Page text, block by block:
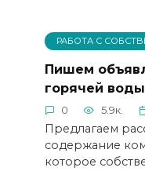
РАБОТА С
Пишем
горячей
0 5.9к.
Предлагаем
содержание
которое